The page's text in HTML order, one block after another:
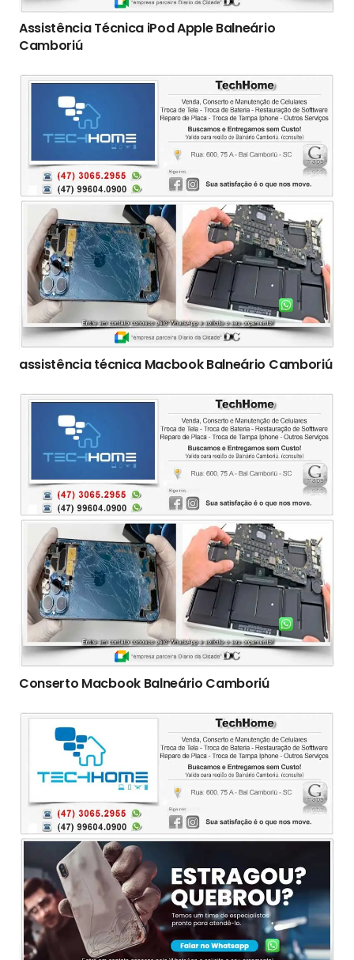
Assistência Técnica iPod Apple Balneário
Camboriú
assistência técnica Macbook Balneário Camboriú
Conserto Macbook Balneário Camboriú